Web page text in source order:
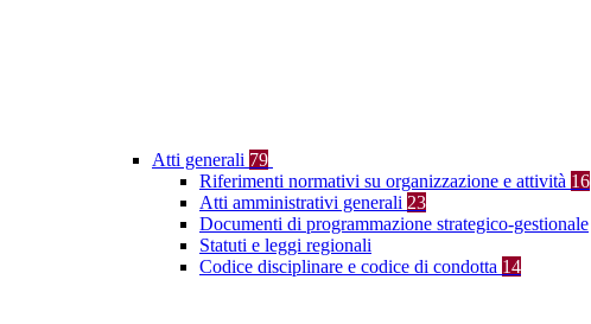
Atti generali 79
Riferimenti normativi su organizzazione e attività 16
Atti amministrativi generali 23
Documenti di programmazione strategico-gestionale
Statuti e leggi regionali
Codice disciplinare e codice di condotta 14